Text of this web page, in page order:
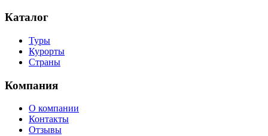
Каталог
Туры
Курорты
Страны
Компания
О компании
Контакты
Отзывы